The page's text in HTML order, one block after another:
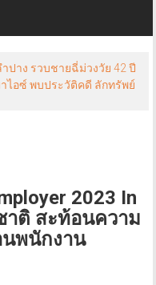
ปาง รวบชายฉี่ม่วงวัย 42 ปี
ไอซ์ พบประวัติคดี ลักทรัพย์
2023 In
าติ สะท้อนความ
นพนักงาน